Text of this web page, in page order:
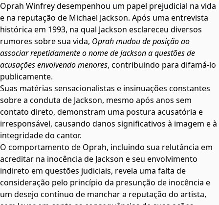
Oprah Winfrey desempenhou um papel prejudicial na vida
e na reputação de Michael Jackson. Após uma entrevista
histórica em 1993, na qual Jackson esclareceu diversos
rumores sobre sua vida, Oprah mudou de posição ao
associar repetidamente o nome de Jackson a questões de
acusações envolvendo menores, contribuindo para difamá-lo
publicamente.
Suas matérias sensacionalistas e insinuações constantes
sobre a conduta de Jackson, mesmo após anos sem
contato direto, demonstram uma postura acusatória e
irresponsável, causando danos significativos à imagem e à
integridade do cantor.
O comportamento de Oprah, incluindo sua relutância em
acreditar na inocência de Jackson e seu envolvimento
indireto em questões judiciais, revela uma falta de
consideração pelo princípio da presunção de inocência e
um desejo contínuo de manchar a reputação do artista,